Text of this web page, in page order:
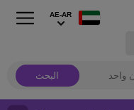
البحث
AE-AR